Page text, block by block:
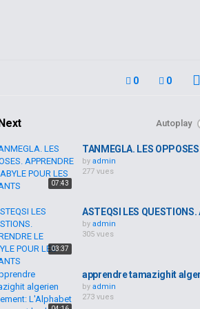
0 0
Autoplay
07:43
TANMEGLA. LES
by admin
277 vues
03:37
ASTEQSI LES QUESTIONS.
by admin
305 vues
apprendre tamazighit
by admin
273 vues